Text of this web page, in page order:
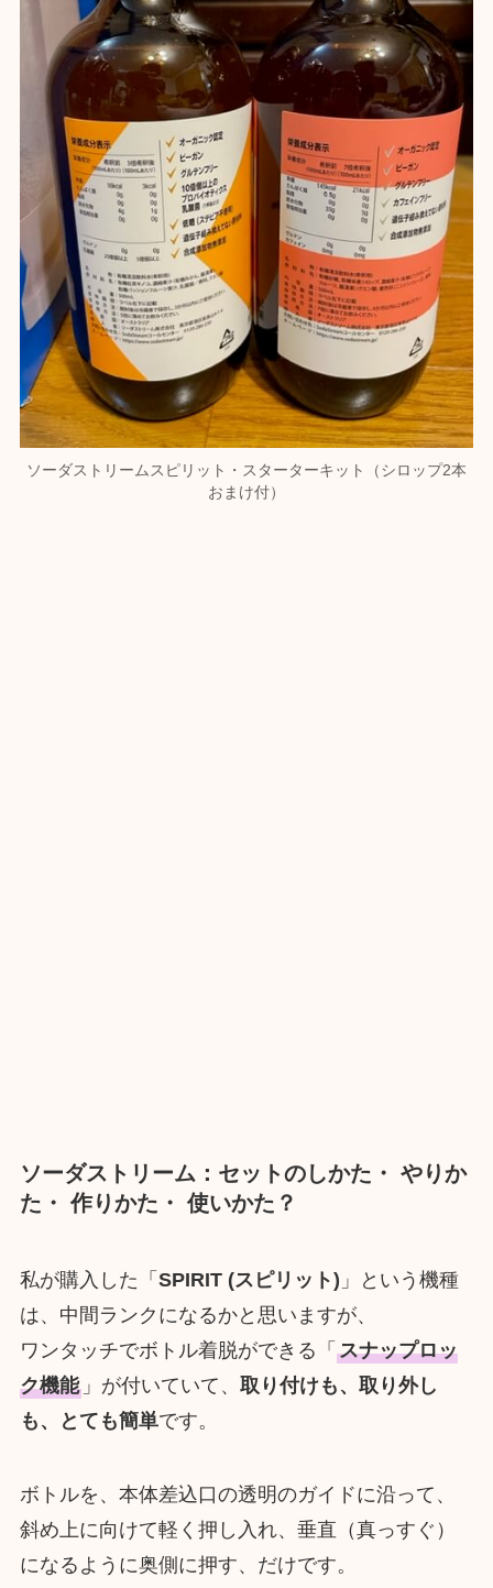
ソーダストリームスピリット・スターターキット（シロップ2本
おまけ付）
ソーダストリーム：セットのしかた・ やりか
た・ 作りかた・ 使いかた？
私が購入した「 SPIRIT (スピリット) 」という機種
は、中間ランクになるかと思いますが、
ワンタッチでボトル着脱ができる「 スナップロッ
ク機能」が付いていて、 取り付けも、取り外し
も、とても簡単です。
ボトルを、本体差込口の透明のガイドに沿って、
斜め上に向けて軽く押し入れ、垂直（真っすぐ）
になるように奥側に押す、だけです。